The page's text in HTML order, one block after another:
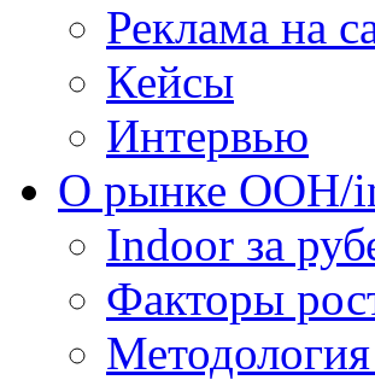
Реклама на
Кейсы
Интервью
О рынке OOH/
Indoor за
Факторы